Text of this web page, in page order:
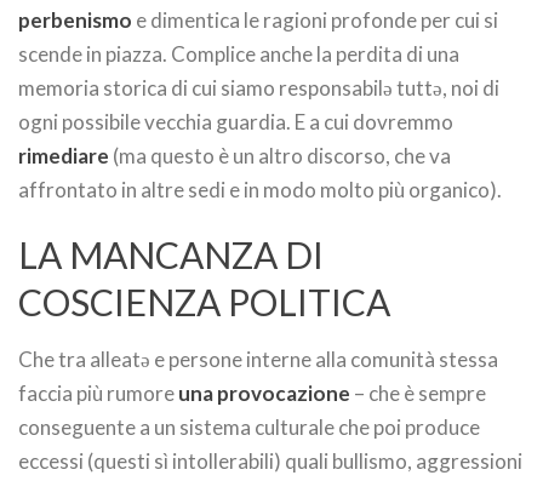
perbenismo e dimentica le ragioni profonde per cui si
scende in piazza. Complice anche la perdita di una
memoria storica di cui siamo responsabilə tuttə, noi di
ogni possibile vecchia guardia. E a cui dovremmo
rimediare (ma questo è un altro discorso, che va
affrontato in altre sedi e in modo molto più organico).
LA MANCANZA DI
COSCIENZA POLITICA
Che tra alleatə e persone interne alla comunità stessa
faccia più rumoreuna provocazione – che è sempre
conseguente a un sistema culturale che poi produce
eccessi (questi sì intollerabili) quali bullismo, aggressioni